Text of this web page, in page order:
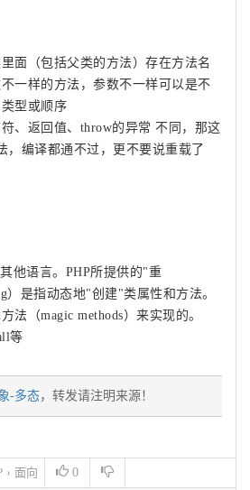
面（包括父类的方法）存在方法名
一样的方法，参数不一样可以是不
型或顺序
、返回值、throw的异常 不同，那这
，编译都通不过，更不要说重载了
他语言。PHP所提供的"重
）是指动态地"创建"类属性和方法。
法（magic methods）来实现的。
等
-多态，转发请注明来源！
0
› 面向